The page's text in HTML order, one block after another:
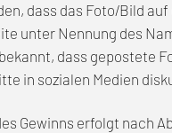
dass das Foto/Bild
unter Nennung des
dass gepostete
in sozialen Medien
Gewinns erfolgt nach